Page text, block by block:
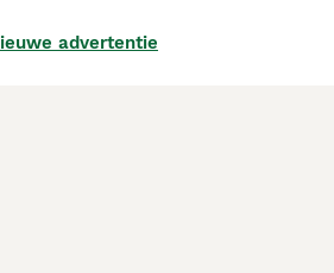
advertentie